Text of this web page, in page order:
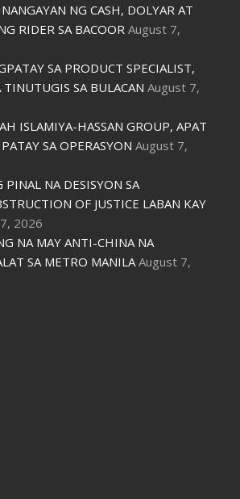
NG CASH, DOLYAR AT
RIDER SA BACOOR August 7,
SA PRODUCT SPECIALIST,
TINUTUGIS SA BULACAN August 7,
ISLAMIYA-HASSAN GROUP, APAT
SA OPERASYON August 7,
PINAL NA DESISYON SA
OF JUSTICE LABAN KAY
2026
NA MAY ANTI-CHINA NA
SA METRO MANILA August 7,